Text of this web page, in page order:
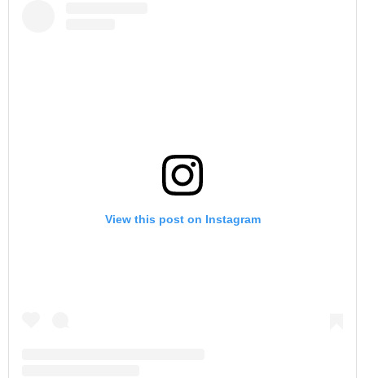
View this post on Instagram